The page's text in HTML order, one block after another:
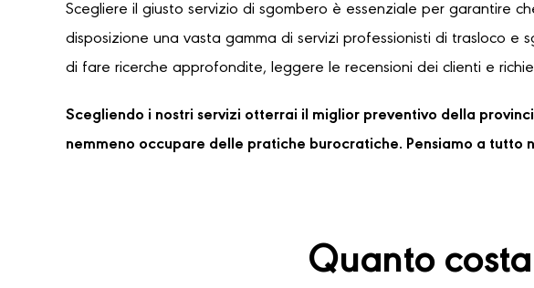
Scegliere il giusto servizio di sgombero è essenziale per garantire
disposizione una vasta gamma di servizi professionisti di trasloco
di fare ricerche approfondite, leggere le recensioni dei clienti e
Scegliendo i nostri servizi otterrai il miglior preventivo della
nemmeno occupare delle pratiche burocratiche. Pensiamo a tutto
Quanto